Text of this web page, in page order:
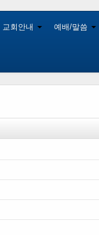
교회안내 예배/말씀